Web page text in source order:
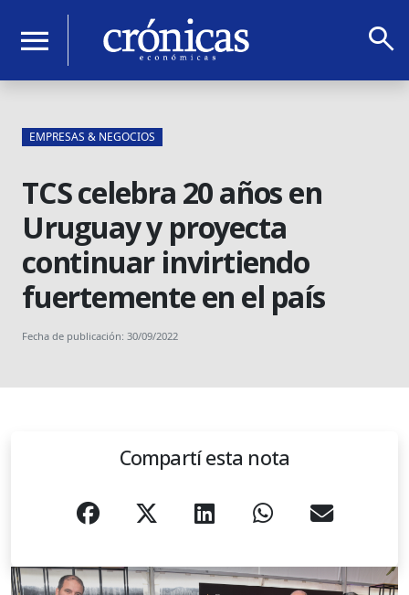
menu search
EMPRESAS & NEGOCIOS
TCS celebra 20 años en
Uruguay y proyecta
continuar invirtiendo
fuertemente en el país
Fecha de publicación: 30/09/2022
Compartí esta nota